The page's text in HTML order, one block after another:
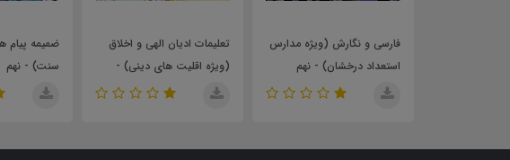
فارسی و نگارش (ویژه مدارس
استعداد درخشان) - نهم
تعلیمات ادیان الهی و اخلاق
(ویژه اقلیت های دینی) -
(نهم)
ضمیمه پیام های آسمان (اهل
سنت) - نهم